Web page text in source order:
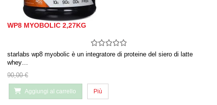
WP8 MYOBOLIC 2,27KG
starlabs wp8 myobolic è un integratore di proteine ​​del siero di latte
whey…
90,00 €
Aggiungi al carrello Più